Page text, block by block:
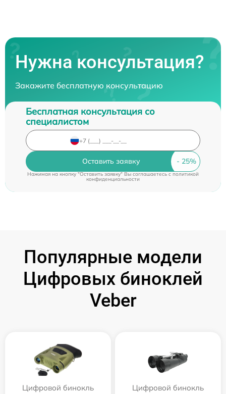
Нужна консультация?
Закажите бесплатную консультацию
Бесплатная консультация со
специалистом
Оставить заявку
Нажимая на кнопку "Оставить заявку" Вы соглашаетесь c политикой
конфиденциальности
Популярные модели
Цифровых биноклей
Veber
Цифровой бинокль
Цифровой бинокль